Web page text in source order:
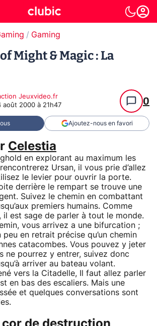
Gaming
Might & Magic : La
Jeuxvideo.fr
août 2000 à 21h47 0
Ajoutez-nous en favori
Celestia
en explorant au maximum les
Ursan, il vous prie d’allez
le levier pour ouvrir la porte.
derrière le rempart se trouve une
Suivez le chemin en combattant
premiers humains. Comme
il est sage de parler à tout le monde.
vous arrivez a une bifurcation ;
peu en retrait précise qu’un chemin
catacombes. Vous pouvez y jeter
ne pourrez y entrer, suivez donc
arriver au bateau volant.
vers la Citadelle, Il faut allez parler
en bas des escaliers. Mais une
et quelques conversations sont